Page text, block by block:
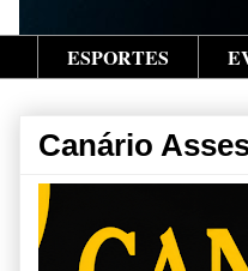
ESPORTES
Canário